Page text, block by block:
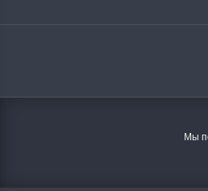
!! СКИДКА 20% ‼️ с 1 до 3 июня вМы